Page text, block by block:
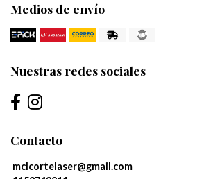
Medios de envío
Nuestras redes sociales
Contacto
mclcortelaser@gmail.com